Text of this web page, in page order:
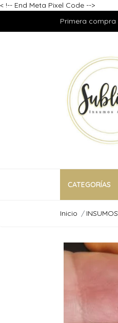
< !-- End Meta Pixel Code -->
Primera
CATEGORÍAS
Inicio INSUMOS